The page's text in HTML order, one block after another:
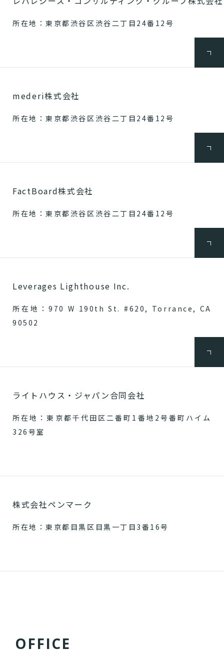
所在地：東京都渋谷区渋谷二丁目24番12号
mederi株式会社
所在地：東京都渋谷区渋谷二丁目24番12号
FactBoard株式会社
所在地：東京都渋谷区渋谷二丁目24番12号
Leverages Lighthouse Inc.
所在地：970 W 190th St. #620, Torrance, CA
90502
ライトハウス・ジャパン合同会社
所在地：東京都千代田区二番町1番地2号番町ハイム
326号室
株式会社ペンマーク
所在地：東京都目黒区目黒一丁目3番16号
OFFICE